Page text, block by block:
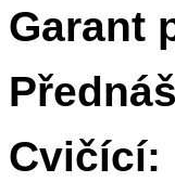
Garant
Cvičící: